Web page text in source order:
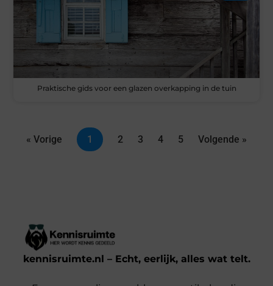
Praktische gids voor een glazen overkapping in de tuin
« Vorige 1 2 3 4 5 Volgende »
kennisruimte.nl – Echt, eerlijk, alles wat telt.